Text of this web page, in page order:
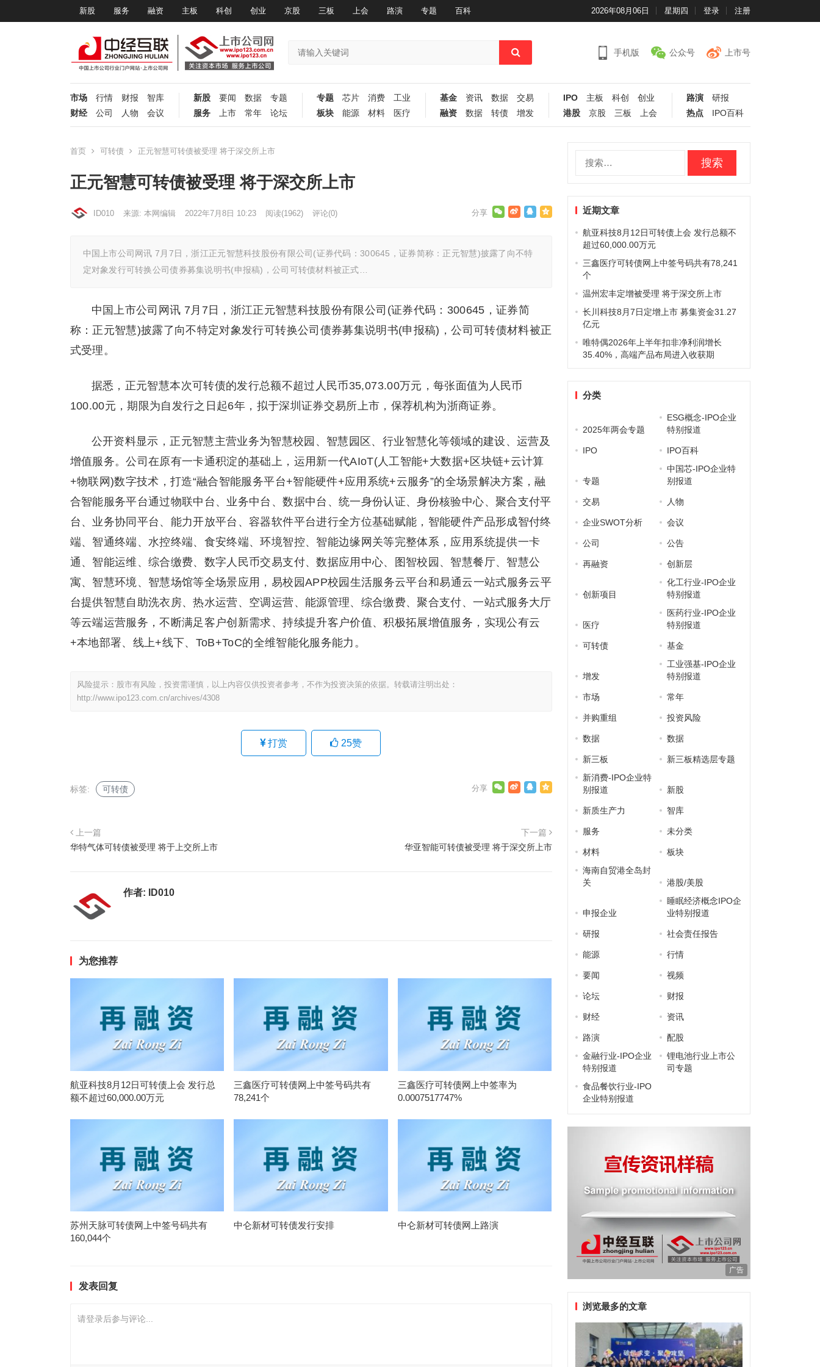
新股 服务 融资 主板 科创 创业 京股 三板 上会 路演 专题 百科 2026年08月06日 星期四 登录 注册
手机版 公众号 上市号
市场 行情 财报
智库
财经
公司 人物 会议
新股 要闻 数据
专题
服务
上市 常年 论坛
专题 芯片 消费
工业
板块
能源 材料 医疗
基金 资讯 数据
交易
融资
数据 转债 增发
IPO 主板 科创
创业
港股
京股 三板 上会
路演
研报
热点
IPO百科
首页 可转债 正元智慧可转债被受理 将于深交所上市
正元智慧可转债被受理 将于深交所上市
ID010 来源: 本网编辑 2022年7月8日 10:23 阅读(1962) 评论(0)
中国上市公司网讯 7月7日，浙江正元智慧科技股份有限公司(证券代码：300645，证券简称：正元智慧)披露了向不特
定对象发行可转换公司债券募集说明书(申报稿)，公司可转债材料被正式…
中国上市公司网讯 7月7日，浙江正元智慧科技股份有限公司(证券代码：300645，证券简
称：正元智慧)披露了向不特定对象发行可转换公司债券募集说明书(申报稿)，公司可转债材料被正
式受理。
据悉，正元智慧本次可转债的发行总额不超过人民币35,073.00万元，每张面值为人民币
100.00元，期限为自发行之日起6年，拟于深圳证券交易所上市，保荐机构为浙商证券。
公开资料显示，正元智慧主营业务为智慧校园、智慧园区、行业智慧化等领域的建设、运营及
增值服务。公司在原有一卡通积淀的基础上，运用新一代AIoT(人工智能+大数据+区块链+云计算
+物联网)数字技术，打造“融合智能服务平台+智能硬件+应用系统+云服务”的全场景解决方案，融
合智能服务平台通过物联中台、业务中台、数据中台、统一身份认证、身份核验中心、聚合支付平
台、业务协同平台、能力开放平台、容器软件平台进行全方位基础赋能，智能硬件产品形成智付终
端、智通终端、水控终端、食安终端、环境智控、智能边缘网关等完整体系，应用系统提供一卡
通、智能运维、综合缴费、数字人民币交易支付、数据应用中心、图智校园、智慧餐厅、智慧公
寓、智慧环境、智慧场馆等全场景应用，易校园APP校园生活服务云平台和易通云一站式服务云平
台提供智慧自助洗衣房、热水运营、空调运营、能源管理、综合缴费、聚合支付、一站式服务大厅
等云端运营服务，不断满足客户创新需求、持续提升客户价值、积极拓展增值服务，实现公有云
+本地部署、线上+线下、ToB+ToC的全维智能化服务能力。
风险提示：股市有风险，投资需谨慎，以上内容仅供投资者参考，不作为投资决策的依据。转载请注明出处：
http://www.ipo123.com.cn/archives/4308
打赏 25赞
标签: 可转债
上一篇
华特气体可转债被受理 将于上交所上市
下一篇
华亚智能可转债被受理 将于深交所上市
作者: ID010
为您推荐
航亚科技8月12日可转债上会 发行总
额不超过60,000.00万元
三鑫医疗可转债网上中签号码共有
78,241个
三鑫医疗可转债网上中签率为
0.0007517747%
苏州天脉可转债网上中签号码共有
160,044个
中仑新材可转债发行安排 中仑新材可转债网上路演
发表回复
请登录后参与评论...
近期文章
航亚科技8月12日可转债上会 发行总额不
超过60,000.00万元
三鑫医疗可转债网上中签号码共有78,241
个
温州宏丰定增被受理 将于深交所上市
长川科技8月7日定增上市 募集资金31.27
亿元
唯特偶2026年上半年扣非净利润增长
35.40%，高端产品布局进入收获期
分类
2025年两会专题
ESG概念-IPO企业
特别报道
IPO IPO百科
专题
中国芯-IPO企业特
别报道
交易 人物
企业SWOT分析 会议
公司 公告
再融资 创新层
创新项目
化工行业-IPO企业
特别报道
医疗
医药行业-IPO企业
特别报道
可转债 基金
增发
工业强基-IPO企业
特别报道
市场 常年
并购重组 投资风险
数据 数据
新三板
新三板精选层专题
新消费-IPO企业特
别报道
新股
新质生产力 智库
服务 未分类
材料
板块
海南自贸港全岛封
关
港股/美股
申报企业
睡眠经济概念IPO企
业特别报道
研报 社会责任报告
能源 行情
要闻 视频
论坛 财报
财经 资讯
路演
配股
金融行业-IPO企业
特别报道
锂电池行业上市公
司专题
食品餐饮行业-IPO
企业特别报道
广告
浏览最多的文章